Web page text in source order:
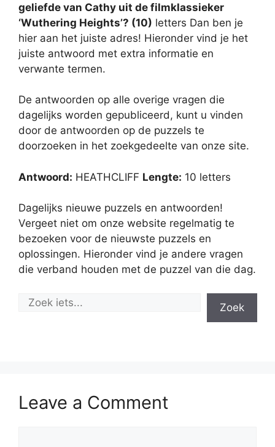
geliefde van Cathy uit de filmklassieker
‘Wuthering Heights’? (10) letters Dan ben je
hier aan het juiste adres! Hieronder vind je het
juiste antwoord met extra informatie en
verwante termen.
De antwoorden op alle overige vragen die
dagelijks worden gepubliceerd, kunt u vinden
door de antwoorden op de puzzels te
doorzoeken in het zoekgedeelte van onze site.
Antwoord: HEATHCLIFF Lengte: 10 letters
Dagelijks nieuwe puzzels en antwoorden!
Vergeet niet om onze website regelmatig te
bezoeken voor de nieuwste puzzels en
oplossingen. Hieronder vind je andere vragen
die verband houden met de puzzel van die dag.
Zoek
Leave a Comment